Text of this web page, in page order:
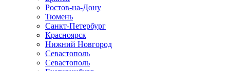
Ростов-на-Дону
Тюмень
Санкт-Петербург
Красноярск
Нижний Новгород
Севастополь
Севастополь